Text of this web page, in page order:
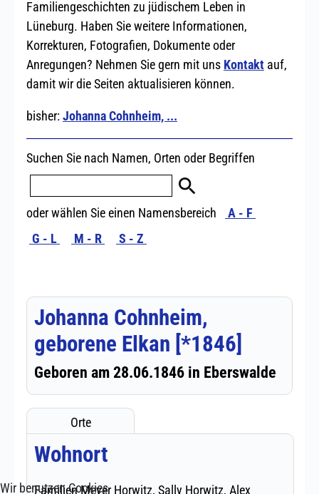
Wir benutzen Cookies